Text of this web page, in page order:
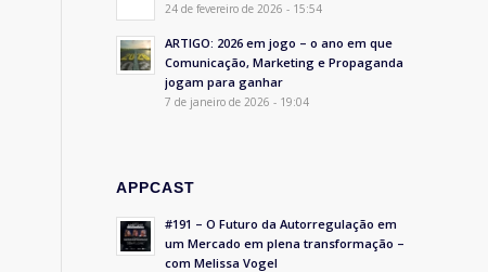
24 de fevereiro de 2026 - 15:54
ARTIGO: 2026 em jogo – o ano em que
Comunicação, Marketing e Propaganda
jogam para ganhar
7 de janeiro de 2026 - 19:04
APPCAST
#191 – O Futuro da Autorregulação em
um Mercado em plena transformação –
com Melissa Vogel